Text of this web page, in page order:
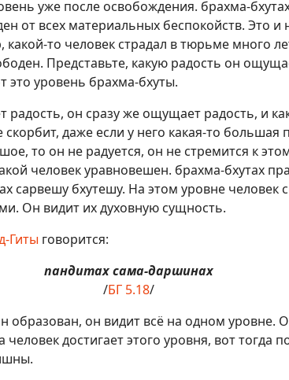
уже после освобождения. брахма-
от всех материальных беспокойств. Это и
то человек страдал в тюрьме много
Представьте, какую радость он
это уровень брахма-бхуты.
радость, он сразу же ощущает радость, и
даже если у него какая-то большая
то он не радуется, он не стремится к
человек уравновешен. брахма-бхутах
сарвешу бхутешу. На этом уровне человек
Он видит их духовную сущность.
Гиты говорится:
пандитах сама-даршинах
/БГ 5.18/
образован, он видит всё на одном уровне.
достигает этого уровня, вот тогда